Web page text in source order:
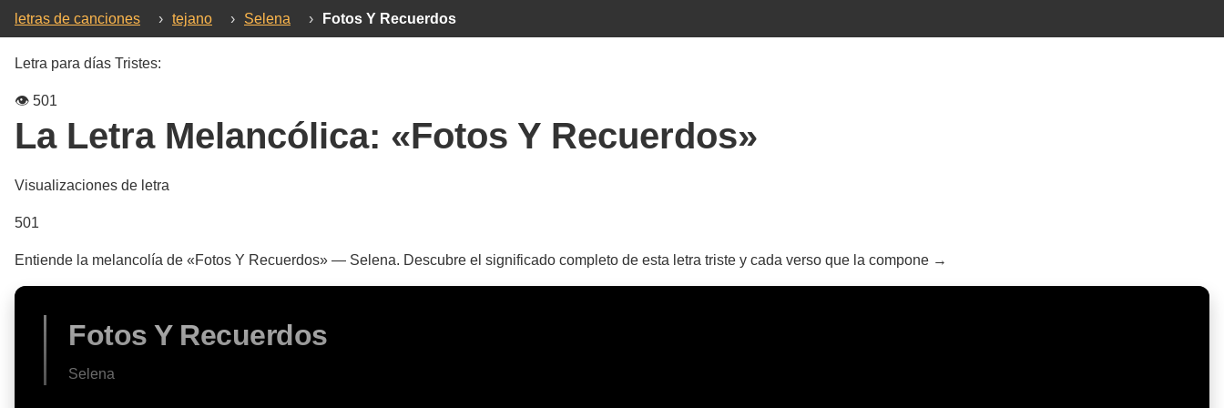
letras de canciones › tejano › Selena › Fotos Y Recuerdos
Letra para días Tristes:
👁️ 501
La Letra Melancólica: «Fotos Y Recuerdos»
Visualizaciones de letra
501
Entiende la melancolía de «Fotos Y Recuerdos» — Selena. Descubre el significado completo de esta letra triste y cada verso que la compone →
Fotos Y Recuerdos
Selena